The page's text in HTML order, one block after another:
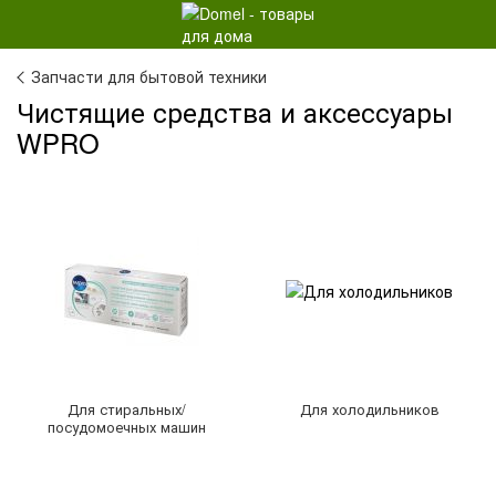
Запчасти для бытовой техники
Чистящие средства и аксессуары
WPRO
Для стиральных/
посудомоечных машин
Для холодильников